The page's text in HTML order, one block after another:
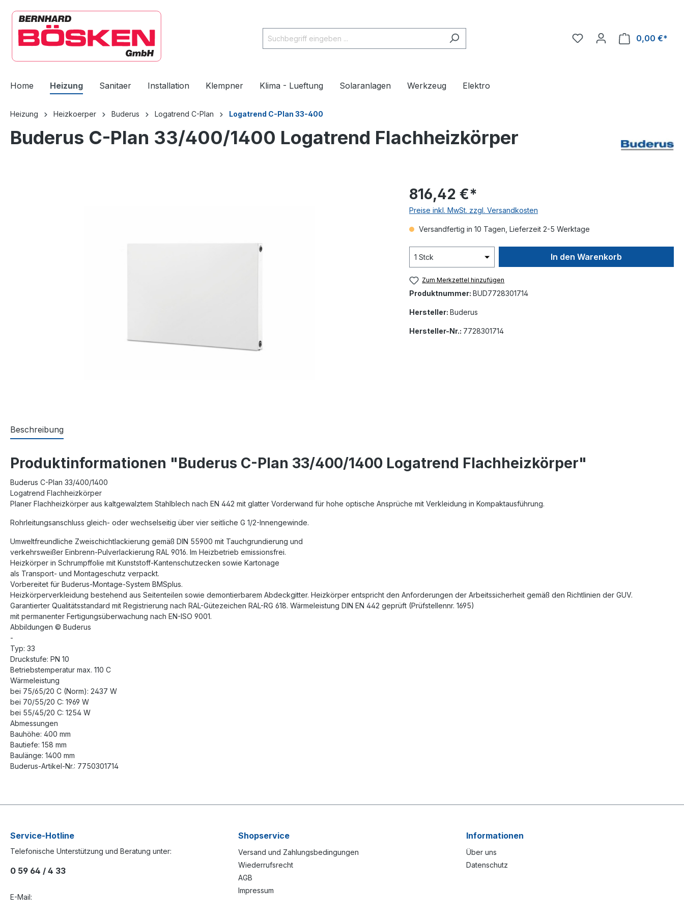
Zur Hauptnavigation springen
0,00 €*
Home Heizung Sanitaer Installation Klempner Klima - Lueftung Solaranlagen Werkzeug Elektro
Heizung Heizkoerper Buderus Logatrend C-Plan Logatrend C-Plan 33-400
Buderus C-Plan 33/400/1400 Logatrend Flachheizkörper
816,42 €*
Preise inkl. MwSt. zzgl. Versandkosten
Versandfertig in 10 Tagen, Lieferzeit 2-5 Werktage
In den Warenkorb
Zum Merkzettel hinzufügen
Produktnummer: BUD7728301714
Hersteller: Buderus
Hersteller-Nr.: 7728301714
Beschreibung
Produktinformationen "Buderus C-Plan 33/400/1400 Logatrend Flachheizkörper"
Buderus C-Plan 33/400/1400
Logatrend Flachheizkörper
Planer Flachheizkörper aus kaltgewalztem Stahlblech nach EN 442 mit glatter Vorderwand für hohe optische Ansprüche mit Verkleidung in Kompaktausführung.
Rohrleitungsanschluss gleich- oder wechselseitig über vier seitliche G 1/2-Innengewinde.
Umweltfreundliche Zweischichtlackierung gemäß DIN 55900 mit Tauchgrundierung und
verkehrsweißer Einbrenn-Pulverlackierung RAL 9016. Im Heizbetrieb emissionsfrei.
Heizkörper in Schrumpffolie mit Kunststoff-Kantenschutzecken sowie Kartonage
als Transport- und Montageschutz verpackt.
Vorbereitet für Buderus-Montage-System BMSplus.
Heizkörperverkleidung bestehend aus Seitenteilen sowie demontierbarem Abdeckgitter. Heizkörper entspricht den Anforderungen der Arbeitssicherheit gemäß den Richtlinien der GUV.
Garantierter Qualitätsstandard mit Registrierung nach RAL-Gütezeichen RAL-RG 618. Wärmeleistung DIN EN 442 geprüft (Prüfstellennr. 1695)
mit permanenter Fertigungsüberwachung nach EN-ISO 9001.
Abbildungen © Buderus
-
Typ: 33
Druckstufe: PN 10
Betriebstemperatur max. 110 C
Wärmeleistung
bei 75/65/20 C (Norm): 2437 W
bei 70/55/20 C: 1969 W
bei 55/45/20 C: 1254 W
Abmessungen
Bauhöhe: 400 mm
Bautiefe: 158 mm
Baulänge: 1400 mm
Buderus-Artikel-Nr.: 7750301714
Service-Hotline
Telefonische Unterstützung und Beratung unter:
0 59 64 / 4 33
E-Mail:
Shopservice
Versand und Zahlungsbedingungen
Wiederrufsrecht
AGB
Impressum
Informationen
Über uns
Datenschutz